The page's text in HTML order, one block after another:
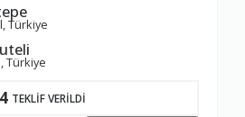
Türkiye
Türkiye
4 TEKLİF VERİLDİ